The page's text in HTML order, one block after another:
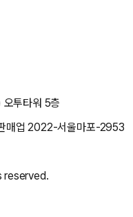
투타워 5층
매업2022-서울마포-2953
reserved.